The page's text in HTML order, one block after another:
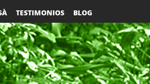
TESTIMONIOS BLOG